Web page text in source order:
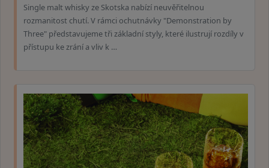
Single malt whisky ze Skotska nabízí neuvěřitelnou
rozmanitost chutí. V rámci ochutnávky "Demonstration by
Three" představujeme tři základní styly, které ilustrují rozdíly v
přístupu ke zrání a vliv k …